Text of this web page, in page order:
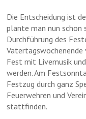
Die Entscheidung ist
plante man nun schon
Durchführung des
Fest mit Livemusik
werden. Am
Festzug durch ganz
Feuerwehren und
stattfinden.